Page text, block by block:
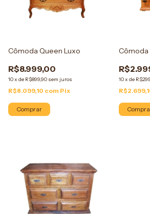
Cômoda Queen Luxo
R$8.999,00
10x de R$899,90 sem juros
R$8.099,10 com Pix
Comprar
Cômoda
10x de